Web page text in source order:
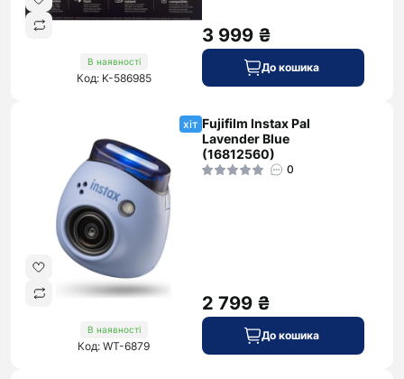
В наявності
Код: K-586985
3 999 ₴
До кошика
хіт
В наявності
Код: WT-6879
Fujifilm Instax Pal
Lavender Blue
(16812560)
0
2 799 ₴
До кошика